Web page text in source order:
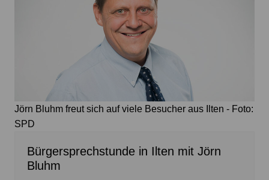
Jörn Bluhm freut sich auf viele Besucher aus Ilten - Foto:
SPD
Bürgersprechstunde in Ilten mit Jörn
Bluhm